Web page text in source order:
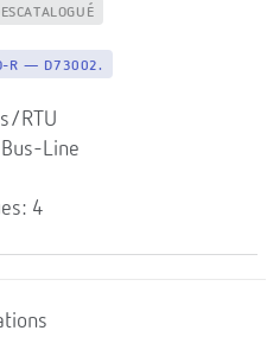
R — D73002.
RTU
Line
4